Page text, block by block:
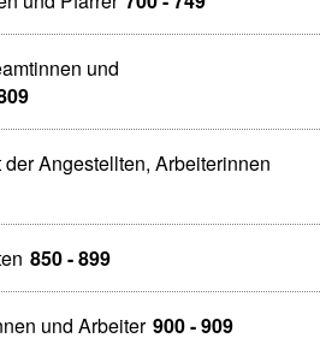
und
Angestellten, Arbeiterinnen
850 - 899
und Arbeiter 900 - 909